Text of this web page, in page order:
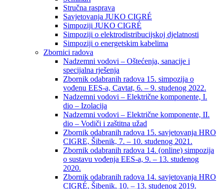
Stručna rasprava​
Savjetovanja JUKO CIGRÉ
Simpoziji JUKO CIGRÉ
Simpoziji o elektrodistribucijskoj djelatnosti
Simpoziji o energetskim kabelima
Zbornici radova
Nadzemni vodovi – Oštećenja, sanacije i
specijalna rješenja
Zbornik odabranih radova 15. simpozija o
vođenu EES-a, Cavtat, 6. – 9. studenog 2022.
Nadzemni vodovi – Električne komponente, I.
dio – Izolacija
Nadzemni vodovi – Električne komponente, II.
dio – Vodiči i zaštitna užad
Zbornik odabranih radova 15. savjetovanja HRO
CIGRE, Šibenik, 7. – 10. studenog 2021.
Zbornik odabranih radova 14. (online) simpozija
o sustavu vođenja EES-a, 9. – 13. studenog
2020.
Zbornik odabranih radova 14. savjetovanja HRO
CIGRÉ, Šibenik, 10. – 13. studenog 2019.